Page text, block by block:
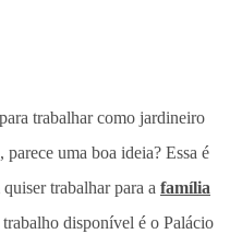
trabalhar como jardineiro
uma boa ideia? Essa é
trabalhar para a família
disponível é o Palácio